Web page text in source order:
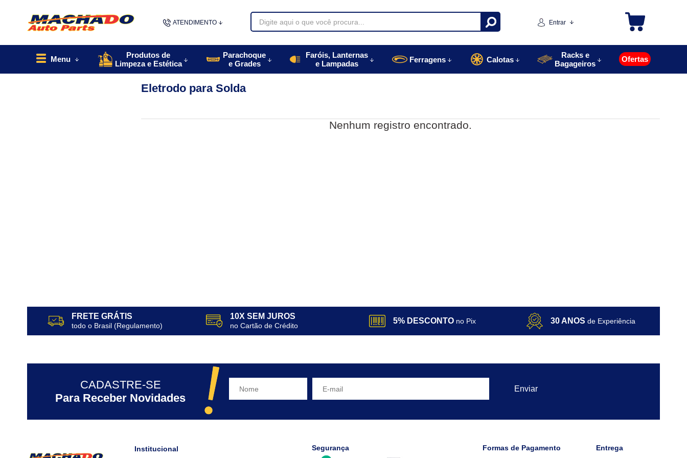
ATENDIMENTO
48996770085
contato@machadoautoparts.com.br
Entrar
Menu
Produtos de
Limpeza e Estética
Parachoque
e Grades
Faróis, Lanternas
e Lampadas
Ferragens Calotas
Racks e
Bagageiros
Ofertas
Eletrodo para Solda
Nenhum registro encontrado.
FRETE GRÁTIS
todo o Brasil (Regulamento)
10X SEM JUROS
no Cartão de Crédito
5% DESCONTO no Pix 30 ANOS de Experiência
CADASTRE-SE
Para Receber Novidades
Institucional Segurança Formas de Pagamento Entrega